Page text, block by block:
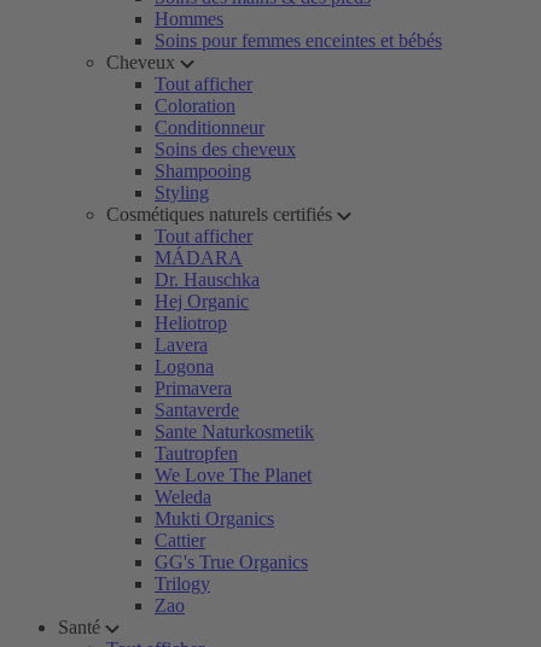
Hommes
Soins pour femmes enceintes et bébés
Cheveux
Tout afficher
Coloration
Conditionneur
Soins des cheveux
Shampooing
Styling
Cosmétiques naturels certifiés
Tout afficher
MÁDARA
Dr. Hauschka
Hej Organic
Heliotrop
Lavera
Logona
Primavera
Santaverde
Sante Naturkosmetik
Tautropfen
We Love The Planet
Weleda
Mukti Organics
Cattier
GG's True Organics
Trilogy
Zao
Santé